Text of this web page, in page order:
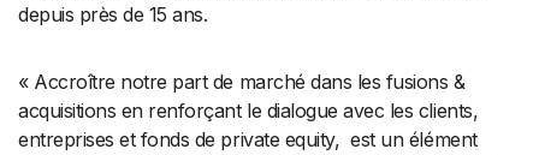
depuis près de 15 ans.
« Accroître notre part de marché dans les fusions &
acquisitions en renforçant le dialogue avec les clients,
entreprises et fonds de private equity, est un élément